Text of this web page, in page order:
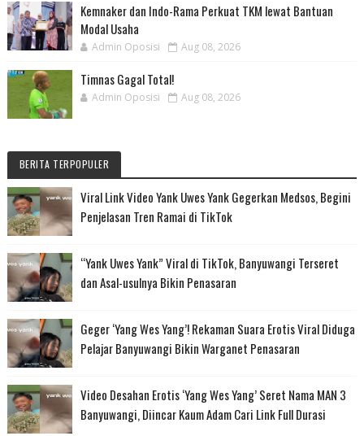
Kemnaker dan Indo-Rama Perkuat TKM lewat Bantuan
Modal Usaha
Admin Oposisi Aug 08, 2026
Timnas Gagal Total!
Admin Oposisi Aug 08, 2026
BERITA TERPOPULER
Viral Link Video Yank Uwes Yank Gegerkan Medsos, Begini
Penjelasan Tren Ramai di TikTok
“Yank Uwes Yank” Viral di TikTok, Banyuwangi Terseret
dan Asal-usulnya Bikin Penasaran
Geger ‘Yang Wes Yang’! Rekaman Suara Erotis Viral Diduga
Pelajar Banyuwangi Bikin Warganet Penasaran
Video Desahan Erotis ‘Yang Wes Yang’ Seret Nama MAN 3
Banyuwangi, Diincar Kaum Adam Cari Link Full Durasi